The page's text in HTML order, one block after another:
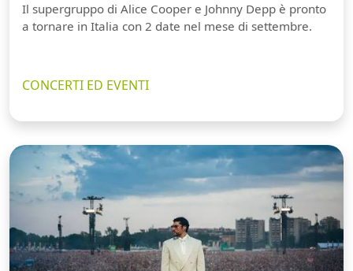
Il supergruppo di Alice Cooper e Johnny Depp è pronto
a tornare in Italia con 2 date nel mese di settembre.
CONCERTI ED EVENTI